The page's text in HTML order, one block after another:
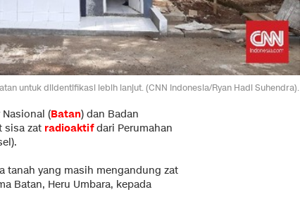
untuk diidentifikasi lebih lanjut. (CNN Indonesia/Ryan Hadi Suhendra).
(Batan) dan Badan
sisa zat radioaktifdari Perumahan
tanah yang masih mengandung zat
Batan, Heru Umbara, kepada